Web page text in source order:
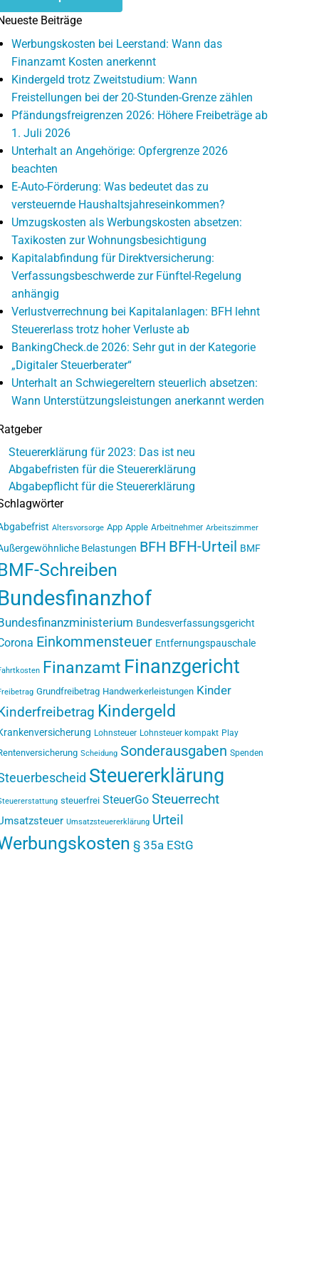
Beiträge
Werbungskosten bei Leerstand: Wann das
Finanzamt Kosten anerkennt
Kindergeld trotz Zweitstudium: Wann
Freistellungen bei der 20-Stunden-Grenze zählen
Pfändungsfreigrenzen 2026: Höhere Freibeträge ab
1. Juli 2026
Unterhalt an Angehörige: Opfergrenze 2026
beachten
E-Auto-Förderung: Was bedeutet das zu
versteuernde Haushaltsjahreseinkommen?
Umzugskosten als Werbungskosten absetzen:
Taxikosten zur Wohnungsbesichtigung
Kapitalabfindung für Direktversicherung:
Verfassungsbeschwerde zur Fünftel-Regelung
anhängig
Verlustverrechnung bei Kapitalanlagen: BFH lehnt
Steuererlass trotz hoher Verluste ab
BankingCheck.de 2026: Sehr gut in der Kategorie
„Digitaler Steuerberater“
Unterhalt an Schwiegereltern steuerlich absetzen:
Wann Unterstützungsleistungen anerkannt werden
Steuererklärung für 2023: Das ist neu
Abgabefristen für die Steuererklärung
Abgabepflicht für die Steuererklärung
Altersvorsorge App Apple Arbeitnehmer Arbeitszimmer
Belastungen BFH BFH-Urteil BMF
Schreiben
Bundesverfassungsgericht
Einkommensteuer Entfernungspauschale
Finanzamt Finanzgericht
Grundfreibetrag Handwerkerleistungen Kinder
Kindergeld
Lohnsteuer Lohnsteuer kompakt Play
Scheidung Sonderausgaben Spenden
Steuererklärung
steuerfrei SteuerGo Steuerrecht
Umsatzsteuererklärung Urteil
§ 35a EStG